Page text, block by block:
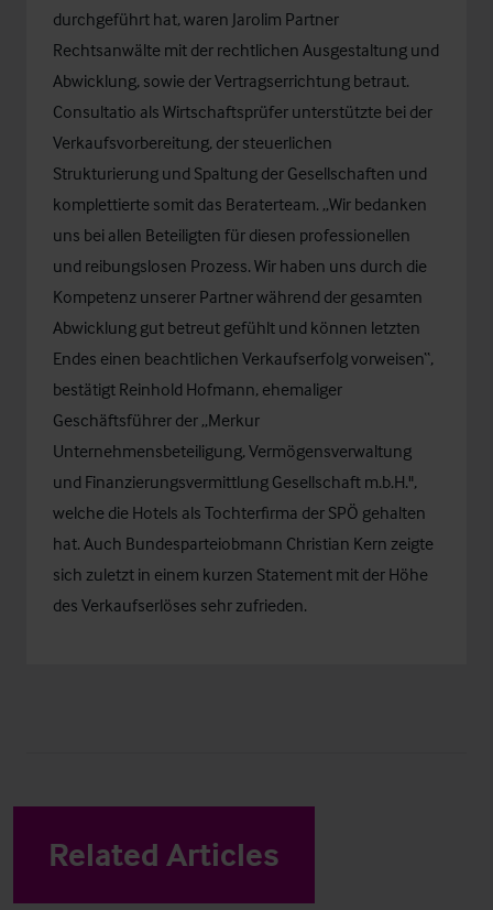
durchgeführt hat, waren Jarolim Partner
Rechtsanwälte mit der rechtlichen Ausgestaltung und
Abwicklung, sowie der Vertragserrichtung betraut.
Consultatio als Wirtschaftsprüfer unterstützte bei der
Verkaufsvorbereitung, der steuerlichen
Strukturierung und Spaltung der Gesellschaften und
komplettierte somit das Beraterteam. „Wir bedanken
uns bei allen Beteiligten für diesen professionellen
und reibungslosen Prozess. Wir haben uns durch die
Kompetenz unserer Partner während der gesamten
Abwicklung gut betreut gefühlt und können letzten
Endes einen beachtlichen Verkaufserfolg vorweisen“,
bestätigt Reinhold Hofmann, ehemaliger
Geschäftsführer der „Merkur
Unternehmensbeteiligung, Vermögensverwaltung
und Finanzierungsvermittlung Gesellschaft m.b.H.",
welche die Hotels als Tochterfirma der SPÖ gehalten
hat. Auch Bundesparteiobmann Christian Kern zeigte
sich zuletzt in einem kurzen Statement mit der Höhe
des Verkaufserlöses sehr zufrieden.
Related Articles